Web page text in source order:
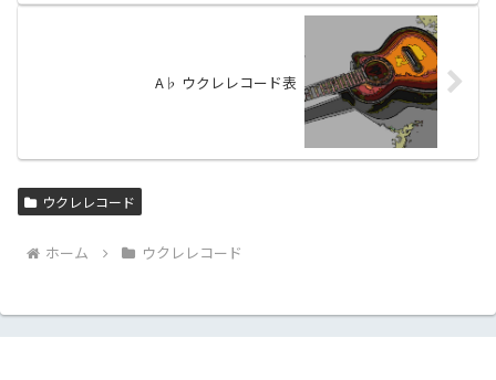
A♭ ウクレレコード表
ウクレレコード
ホーム ウクレレコード